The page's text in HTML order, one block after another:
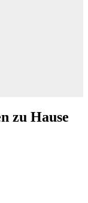
zu Hause